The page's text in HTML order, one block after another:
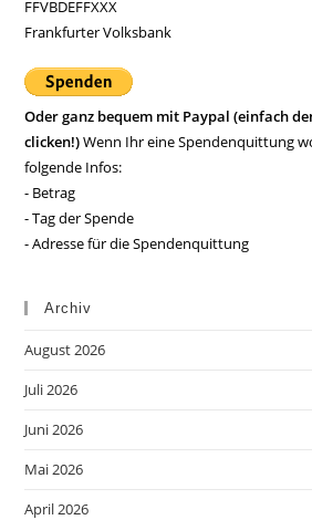
FFVBDEFFXXX
Frankfurter Volksbank
Oder ganz bequem mit Paypal (einfach
clicken!)Wenn Ihr eine Spendenquittung
folgende Infos:
- Betrag
- Tag der Spende
- Adresse für die Spendenquittung
Archiv
August 2026
Juli 2026
Juni 2026
Mai 2026
April 2026